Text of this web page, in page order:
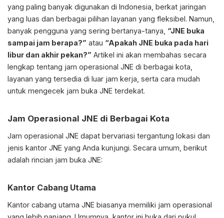
yang paling banyak digunakan di Indonesia, berkat jaringan
yang luas dan berbagai pilihan layanan yang fleksibel. Namun,
banyak pengguna yang sering bertanya-tanya, “JNE buka
sampai jam berapa?” atau “Apakah JNE buka pada hari
libur dan akhir pekan?” Artikel ini akan membahas secara
lengkap tentang jam operasional JNE di berbagai kota,
layanan yang tersedia di luar jam kerja, serta cara mudah
untuk mengecek jam buka JNE terdekat.
Jam Operasional JNE di Berbagai Kota
Jam operasional JNE dapat bervariasi tergantung lokasi dan
jenis kantor JNE yang Anda kunjungi. Secara umum, berikut
adalah rincian jam buka JNE:
Kantor Cabang Utama
Kantor cabang utama JNE biasanya memiliki jam operasional